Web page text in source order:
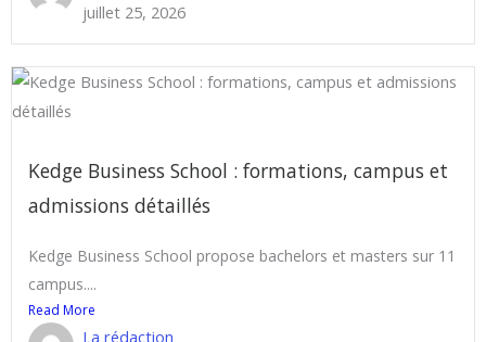
juillet 25, 2026
Kedge Business School : formations, campus et
admissions détaillés
Kedge Business School propose bachelors et masters sur 11
campus....
Read More
La rédaction